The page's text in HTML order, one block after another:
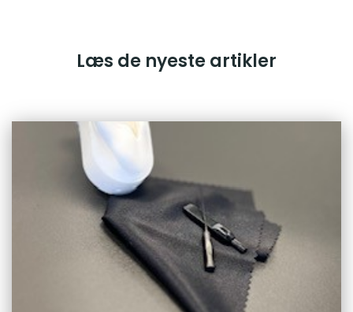
Læs de nyeste artikler